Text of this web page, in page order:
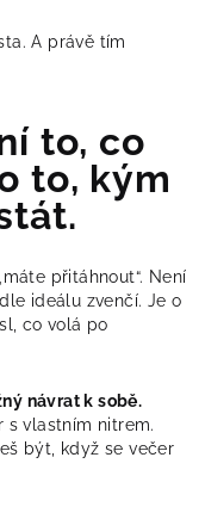
A právě tím
to, co
to, kým
přitáhnout“. Není
ideálu zvenčí. Je o
co volá po
návrat k sobě.
s vlastním nitrem.
být, když se večer